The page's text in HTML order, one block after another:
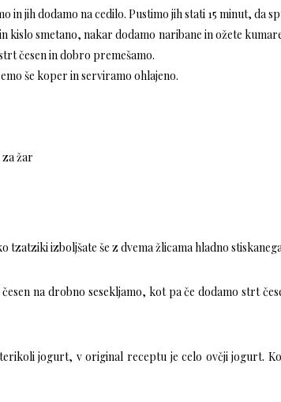
in jih dodamo na cedilo. Pustimo jih stati 15 minut, da
kislo smetano, nakar dodamo naribane in ožete
česen in dobro premešamo.
še koper in serviramo ohlajeno.
tzatziki izboljšate še z dvema žlicama hladno
na drobno sesekljamo, kot pa če dodamo strt
jogurt, v original receptu je celo ovčji jogurt.